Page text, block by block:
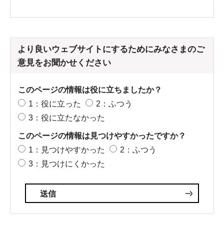
より良いウェブサイトにするためにみなさまのご
意見をお聞かせください
このページの情報は役に立ちましたか？
1：役に立った
2：ふつう
3：役に立たなかった
このページの情報は見つけやすかったですか？
1：見つけやすかった
2：ふつう
3：見つけにくかった